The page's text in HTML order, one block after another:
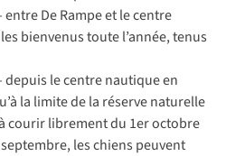
De Rampe et le centre
bienvenus toute l’année, tenus
le centre nautique en
la limite de la réserve naturelle
courir librement du 1er octobre
les chiens peuvent